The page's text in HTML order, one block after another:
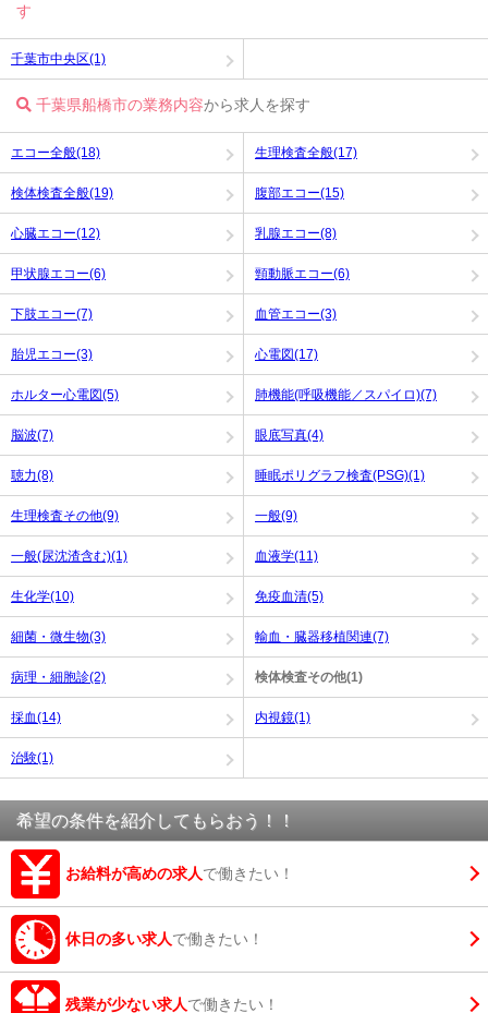
す
千葉市中央区(1)
千葉県船橋市の業務内容から求人を探す
エコー全般(18) 生理検査全般(17)
検体検査全般(19) 腹部エコー(15)
心臓エコー(12) 乳腺エコー(8)
甲状腺エコー(6) 頸動脈エコー(6)
下肢エコー(7) 血管エコー(3)
胎児エコー(3) 心電図(17)
ホルター心電図(5) 肺機能(呼吸機能／スパイロ)(7)
脳波(7) 眼底写真(4)
聴力(8) 睡眠ポリグラフ検査(PSG)(1)
生理検査その他(9) 一般(9)
一般(尿沈渣含む)(1) 血液学(11)
生化学(10) 免疫血清(5)
細菌・微生物(3) 輸血・臓器移植関連(7)
病理・細胞診(2) 検体検査その他(1)
採血(14) 内視鏡(1)
治験(1)
希望の条件を紹介してもらおう！！
お給料が高めの求人で働きたい！
休日の多い求人で働きたい！
残業が少ない求人で働きたい！